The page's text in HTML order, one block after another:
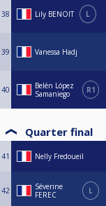
38 Lily BENOIT L
39 Vanessa Hadj
40
Belén López
Samaniego
R1
Quarter final
41 Nelly Fredoueil
42
Séverine
FEREC
L